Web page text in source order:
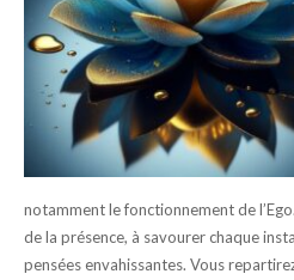
notammentle fonctionnement de l’Ego.
de la présence, à savourer chaque
pensées envahissantes. Vous